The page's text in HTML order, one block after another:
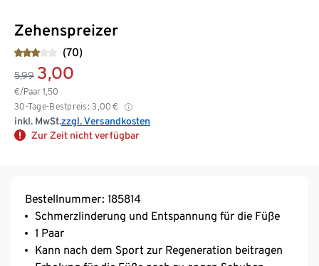
Zehenspreizer
(70)
5,99 3,00
€/Paar 1,50
30-Tage-Bestpreis: 3,00 €
inkl. MwSt.zzgl. Versandkosten
Zur Zeit nicht verfügbar
Bestellnummer: 185814
Schmerzlinderung und Entspannung für die Füße
1 Paar
Kann nach dem Sport zur Regeneration beitragen